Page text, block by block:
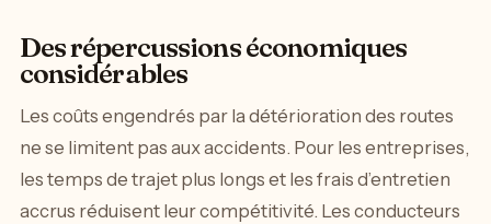
Des répercussions économiques
considérables
Les coûts engendrés par la détérioration des routes
ne se limitent pas aux accidents. Pour les entreprises,
les temps de trajet plus longs et les frais d’entretien
accrus réduisent leur compétitivité. Les conducteurs